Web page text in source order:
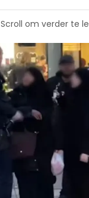
Scroll om verder te